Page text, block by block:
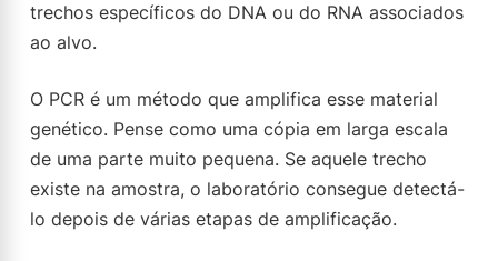
trechos específicos do DNA ou do RNA associados
ao alvo.
O PCR é um método que amplifica esse material
genético. Pense como uma cópia em larga escala
de uma parte muito pequena. Se aquele trecho
existe na amostra, o laboratório consegue detectá-
lo depois de várias etapas de amplificação.